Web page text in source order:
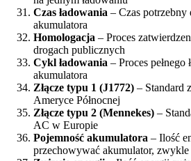
Czas ładowania – Czas potrzebny
akumulatora
Homologacja – Proces
drogach publicznych
Cykl ładowania – Proces pełnego
akumulatora
Złącze typu 1 (J1772) – Standard
Ameryce Północnej
Złącze typu 2 (Mennekes) –
AC w Europie
Pojemność akumulatora – Ilość
przechowywać akumulator,